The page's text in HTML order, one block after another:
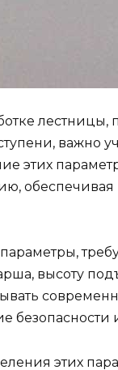
лестницы,
важно
этих
высоту
безопасности
этих